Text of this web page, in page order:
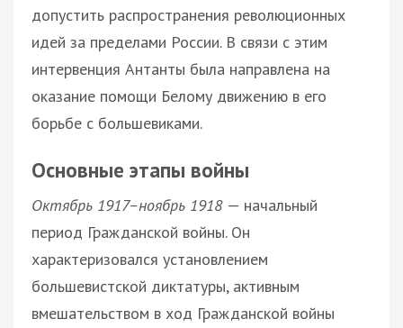
допустить распространения революционных
идей за пределами России. В связи с этим
интервенция Антанты была направлена на
оказание помощи Белому движению в его
борьбе с большевиками.
Основные этапы войны
Октябрь 1917–ноябрь 1918 — начальный
период Гражданской войны. Он
характеризовался установлением
большевистской диктатуры, активным
вмешательством в ход Гражданской войны